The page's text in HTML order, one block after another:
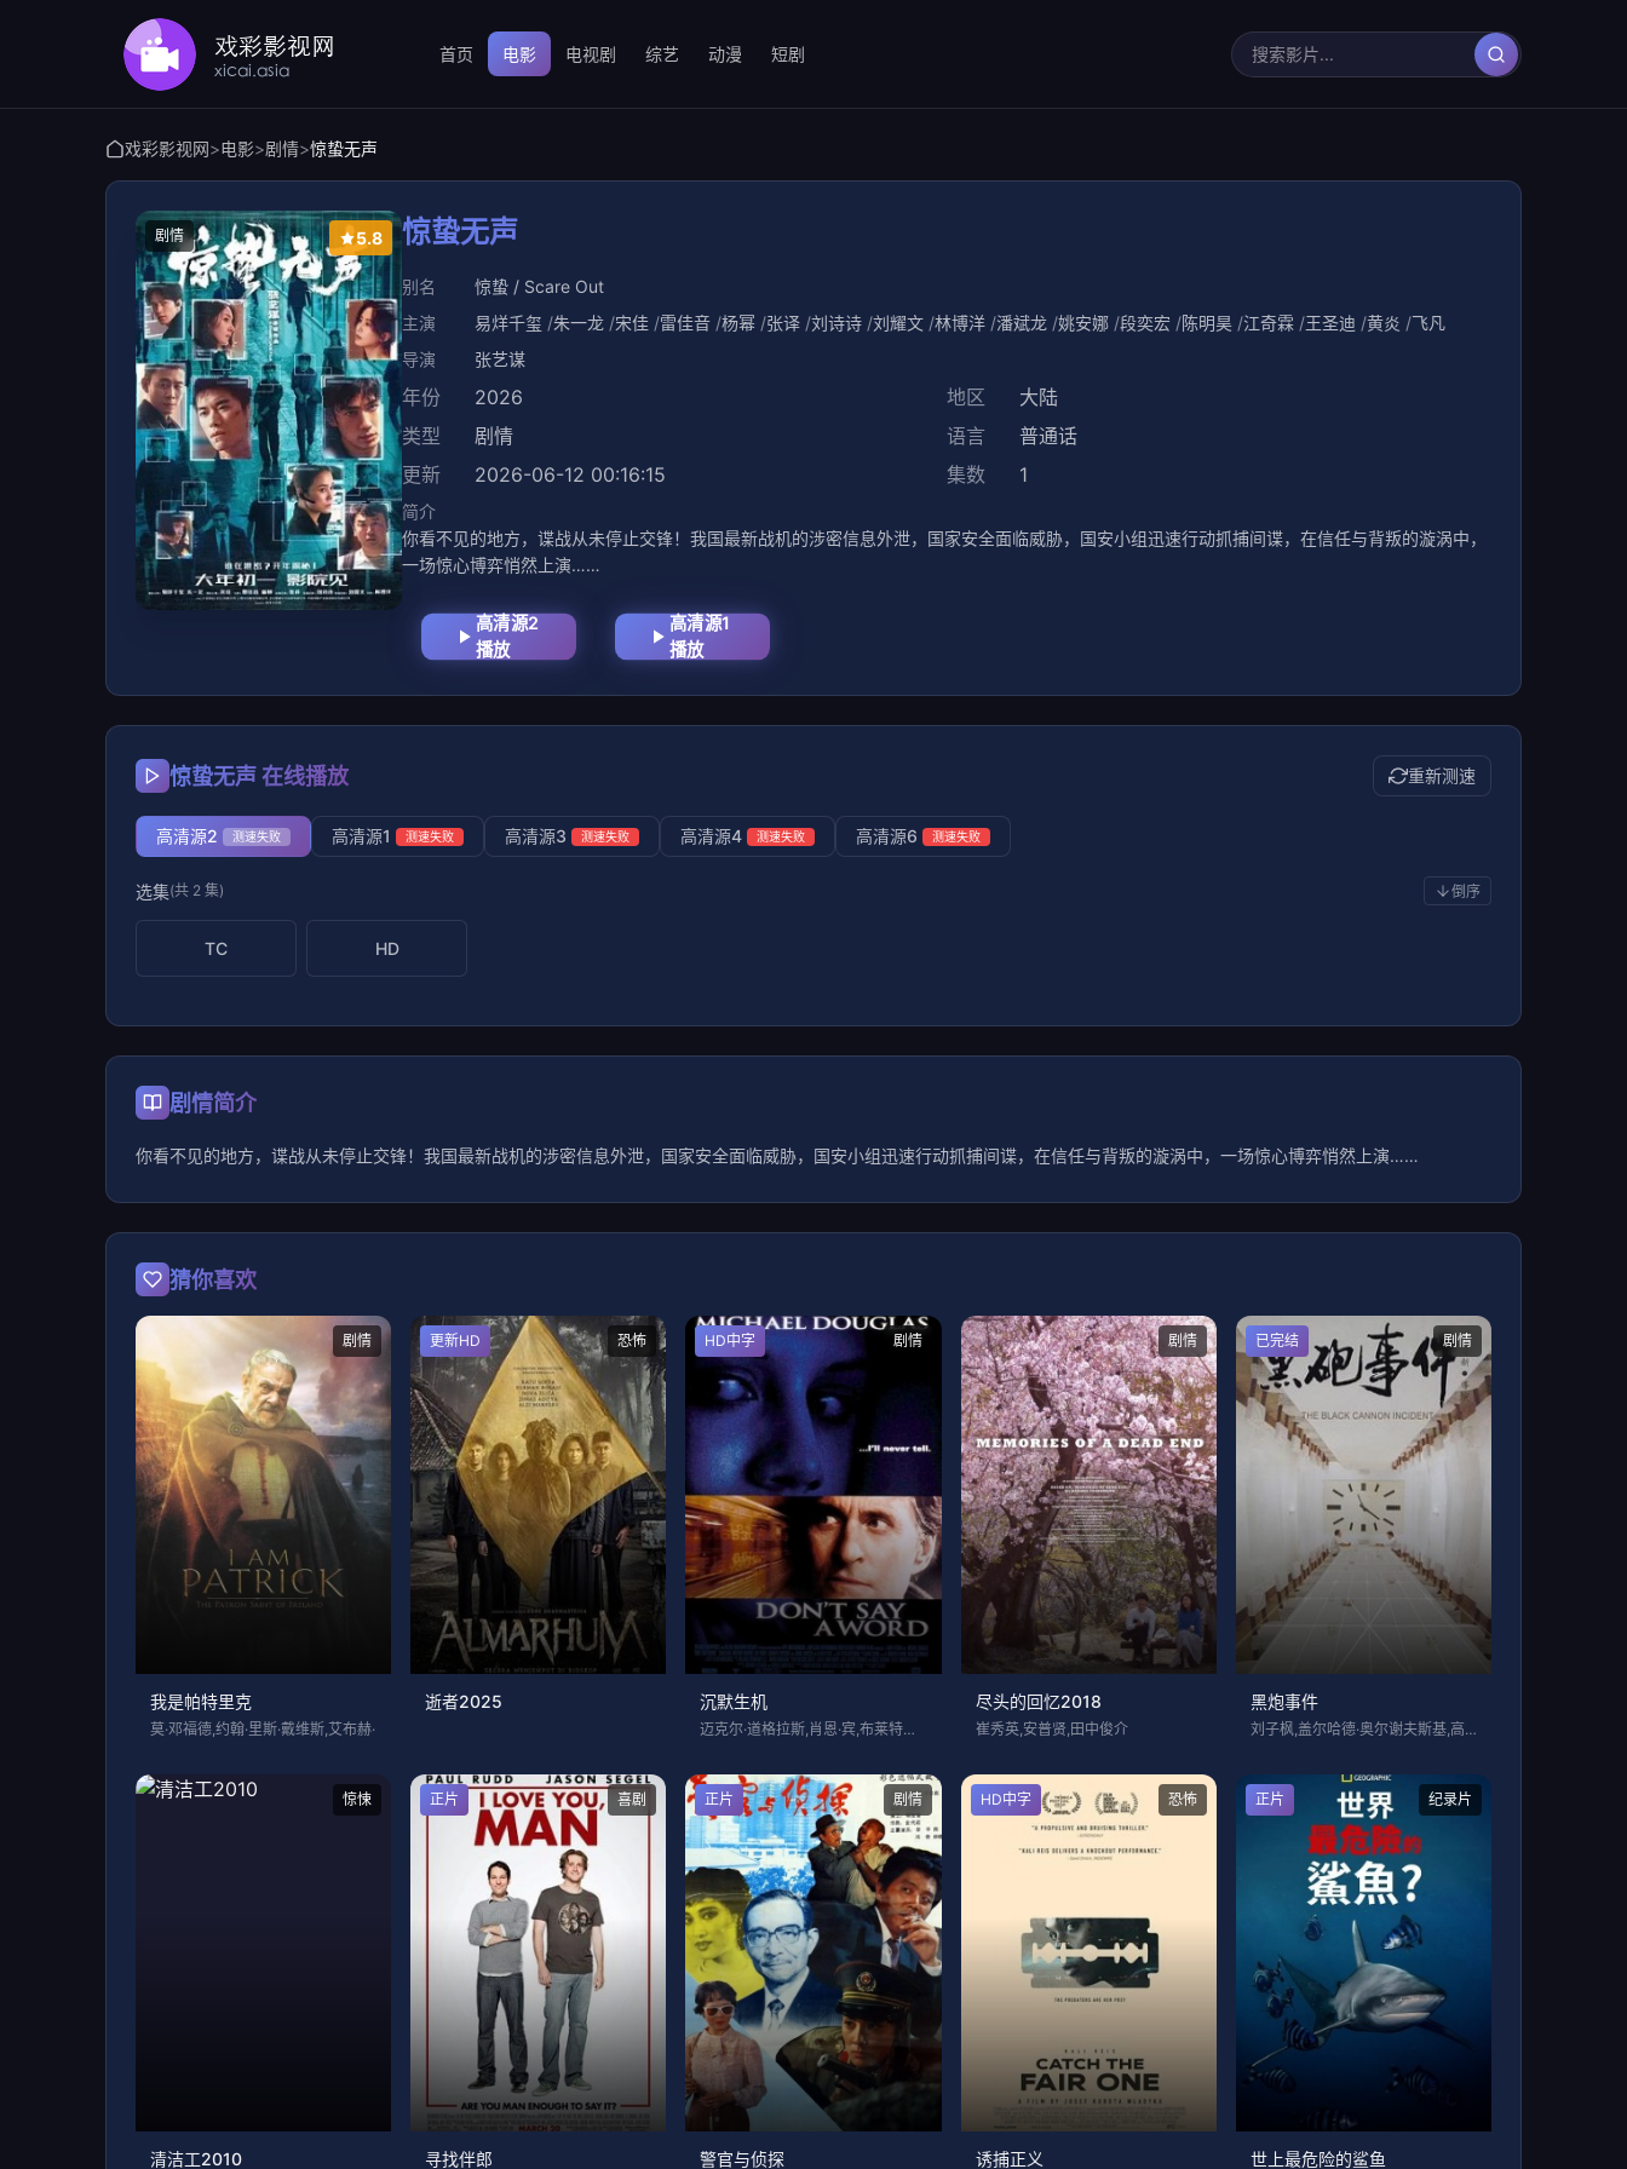
首页 电影 电视剧 综艺 动漫 短剧
戏彩影视网>电影>剧情>惊蛰无声
剧情 5.8 惊蛰无声
别名
惊蛰 / Scare Out
主演
易烊千玺 朱一龙 宋佳 雷佳音 杨幂 张译 刘诗诗 刘耀文 林博洋 潘斌龙 姚安娜 段奕宏 陈明昊 江奇霖 王圣迪 黄炎
飞凡
导演
张艺谋
年份 2026 地区
大陆
类型
剧情 语言
普通话
更新
2026-06-12 00:16:15 集数 1
简介
你看不见的地方，谍战从未停止交锋！我国最新战机的涉密信息外泄，国家安全面临威胁，国安小组迅速行动抓捕间谍，在信任与背叛的漩涡中，
一场惊心博弈悄然上演……
高清源2
播放
高清源1
播放
惊蛰无声 在线播放 重新测速
高清源2 测速失败 高清源1 测速失败 高清源3 测速失败 高清源4 测速失败 高清源6 测速失败
选集(共 2 集) 倒序
TC HD
剧情简介
你看不见的地方，谍战从未停止交锋！我国最新战机的涉密信息外泄，国家安全面临威胁，国安小组迅速行动抓捕间谍，在信任与背叛的漩涡中，一场惊心博弈悄然上演……
猜你喜欢
剧情
我是帕特里克
莫·邓福德,约翰·里斯·戴维斯,艾布赫·
恐怖
更新HD
逝者2025
剧情
HD中字
沉默生机
迈克尔·道格拉斯,肖恩·宾,布莱特妮·墨
剧情
尽头的回忆2018
崔秀英,安普贤,田中俊介
剧情
已完结
黑炮事件
刘子枫,盖尔哈德·奥尔谢夫斯基,高明,杨
惊悚
清洁工2010
喜剧
正片
寻找伴郎
剧情
正片
警官与侦探
恐怖
HD中字
诱捕正义
纪录片
正片
世上最危险的鲨鱼